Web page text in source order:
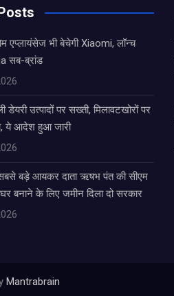
एप्लायंसेज भी बेचेगी Xiaomi, लॉन्च
सब-ब्रांड
उत्पादों पर सख्ती, मिलावटखोरों पर
ये आदेश हुआ जारी
बड़े आयकर दाता ऋषभ पंत की सीएम
घर बनाने के लिए जमीन दिला दो सरकार
Mantrabrain